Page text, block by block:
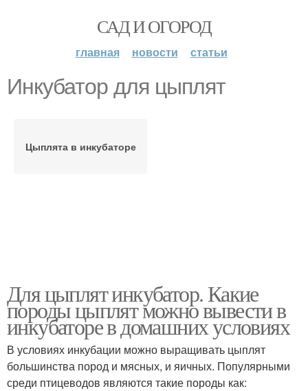
САД И ОГОРОД
главная новости статьи
Инкубатор для цыплят
Цыплята в инкубаторе
Для цыплят инкубатор. Какие
породы цыплят можно вывести в
инкубаторе в домашних условиях
В условиях инкубации можно выращивать цыплят
большинства пород и мясных, и яичных. Популярными
среди птицеводов являются такие породы как: